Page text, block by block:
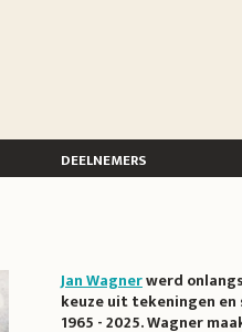
deelnemers
Jan Wagnerwerd
keuze uit tekeningen
1965 - 2025. Wagner